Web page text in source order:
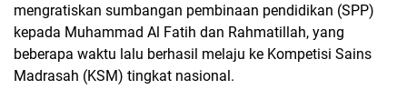
mengratiskan sumbangan pembinaan pendidikan (SPP)
kepada Muhammad Al Fatih dan Rahmatillah, yang
beberapa waktu lalu berhasil melaju ke Kompetisi Sains
Madrasah (KSM) tingkat nasional.